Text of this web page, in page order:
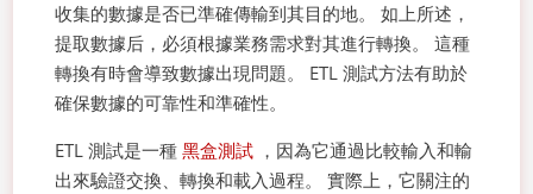
收集的數據是否已準確傳輸到其目的地。 如上所述，
提取數據后，必須根據業務需求對其進行轉換。 這種
轉換有時會導致數據出現問題。 ETL 測試方法有助於
確保數據的可靠性和準確性。
ETL 測試是一種黑盒測試 ，因為它通過比較輸入和輸
出來驗證交換、轉換和載入過程。 實際上，它關注的